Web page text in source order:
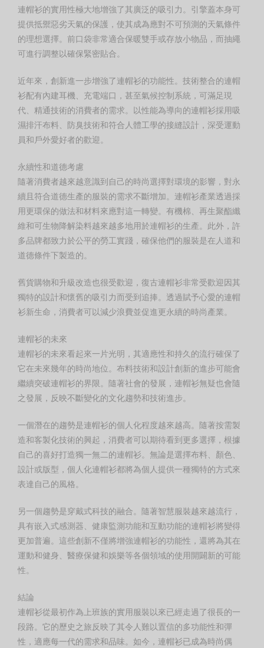
連帽衫的實用性極大地增強了其廣泛的吸引力。引擎蓋本身可
提供抵禦惡劣天氣的保護，使其成為應對不可預測的天氣條件
的理想選擇。前口袋非常適合保暖雙手或存放小物品，而抽繩
可進行調整以確保緊密貼合。
近年來，創新進一步增強了連帽衫的功能性。技術整合的連帽
衫配有內建耳機、充電端口，甚至氣候控制系統，可滿足現
代、精通技術的消費者的需求。以性能為導向的連帽衫採用吸
濕排汗布料、防臭技術和符合人體工學的接縫設計，深受運動
員和戶外愛好者的歡迎。
永續性和道德考慮
隨著消費者越來越意識到自己的時尚選擇對環境的影響，對永
續且符合道德生產的服裝的需求不斷增加。連帽衫產業透過採
用更環保的做法和材料來應對這一轉變。有機棉、再生聚酯纖
維和可生物降解染料越來越多地用於連帽衫的生產。此外，許
多品牌都致力於公平的勞工實踐，確保他們的服裝是在人道和
道德條件下製造的。
舊貨購物和升級改造也很受歡迎，復古連帽衫非常受歡迎因其
獨特的設計和懷舊的吸引力而受到追捧。透過賦予心愛的連帽
衫新生命，消費者可以減少浪費並促進更永續的時尚產業。
連帽衫的未來
連帽衫的未來看起來一片光明，其適應性和持久的流行確保了
它在未來幾年的時尚地位。布料技術和設計創新的進步可能會
繼續突破連帽衫的界限。隨著社會的發展，連帽衫無疑也會隨
之發展，反映不斷變化的文化趨勢和技術進步。
一個潛在的趨勢是連帽衫的個人化程度越來越高。隨著按需製
造和客製化技術的興起，消費者可以期待看到更多選擇，根據
自己的喜好打造獨一無二的連帽衫。無論是選擇布料、顏色、
設計或版型，個人化連帽衫都將為個人提供一種獨特的方式來
表達自己的風格。
另一個趨勢是穿戴式科技的融合。隨著智慧服裝越來越流行，
具有嵌入式感測器、健康監測功能和互動功能的連帽衫將變得
更加普遍。這些創新不僅將增強連帽衫的功能性，還將為其在
運動和健身、醫療保健和娛樂等各個領域的使用開闢新的可能
性。
結論
連帽衫從最初作為上班族的實用服裝以來已經走過了很長的一
段路。它的歷史之旅反映了其令人難以置信的多功能性和彈
性，適應每一代的需求和品味。如今，連帽衫已成為時尚偶